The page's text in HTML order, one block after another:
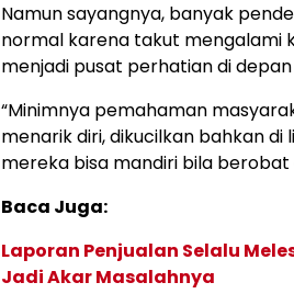
Namun sayangnya, banyak
normal karena takut mengalami
menjadi pusat perhatian di
“Minimnya pemahaman
menarik diri, dikucilkan bahkan
mereka bisa mandiri bila
Baca Juga:
Laporan Penjualan Selalu
Jadi Akar Masalahnya